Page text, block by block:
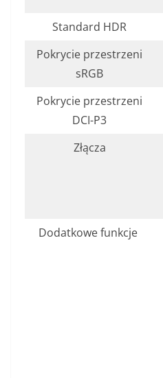
Standard HDR
Pokrycie przestrzeni
sRGB
Pokrycie przestrzeni
DCI-P3
Złącza
Dodatkowe funkcje